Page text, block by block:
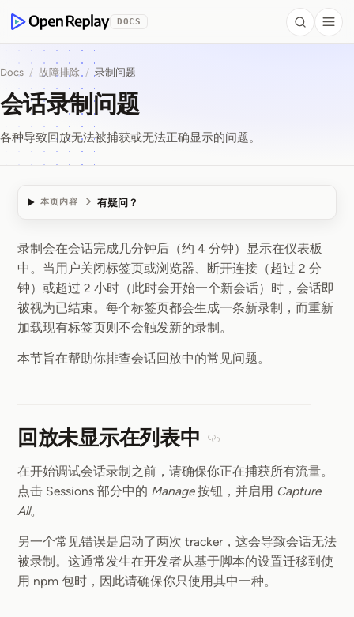
OpenReplay
DOCS Search
Docs / 故障排除 / 录制问题
会话录制问题
各种导致回放无法被捕获或无法正确显示的问题。
本页内容 有疑问？
会话录制问题
录制会在会话完成几分钟后（约 4 分钟）显示在仪表板
中。当用户关闭标签页或浏览器、断开连接（超过 2 分
钟）或超过 2 小时（此时会开始一个新会话）时，会话即
被视为已结束。每个标签页都会生成一条新录制，而重新
加载现有标签页则不会触发新的录制。
本节旨在帮助你排查会话回放中的常见问题。
回放未显示在列表中
在开始调试会话录制之前，请确保你正在捕获所有流量。
点击 Sessions 部分中的 Manage按钮，并启用 Capture
All。
另一个常见错误是启动了两次 tracker，这会导致会话无法
被录制。这通常发生在开发者从基于脚本的设置迁移到使
用 npm 包时，因此请确保你只使用其中一种。